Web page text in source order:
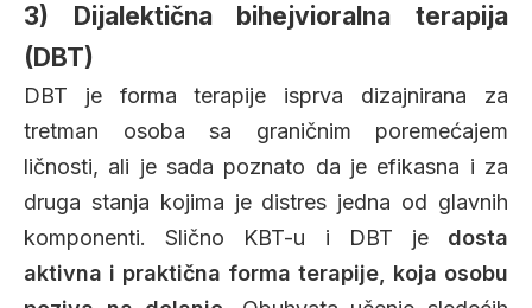
3) Dijalektična bihejvioralna terapija
(DBT)
DBT je forma terapije isprva dizajnirana za
tretman osoba sa graničnim poremećajem
ličnosti, ali je sada poznato da je efikasna i za
druga stanja kojima je distres jedna od glavnih
komponenti. Slično KBT-u i DBT je dosta
aktivna i praktična forma terapije, koja osobu